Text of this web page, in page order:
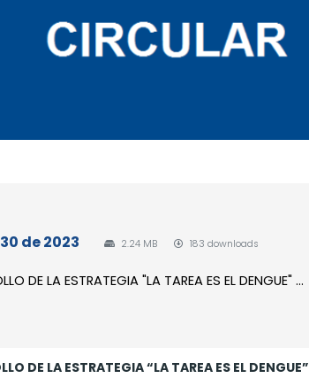
de 2023 2.24 MB 183 downloads
DE LA ESTRATEGIA "LA TAREA ES EL DENGUE" ...
DE LA ESTRATEGIA “LA TAREA ES EL DENGUE”